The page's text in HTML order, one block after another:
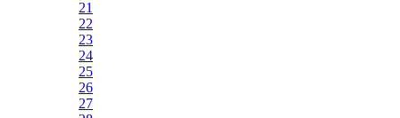
21
22
23
24
25
26
27